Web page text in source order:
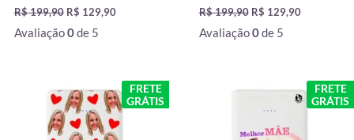
R$199,90 R$ 129,90
Avaliação0de 5
R$199,90 R$ 129,90
Avaliação0de 5
FRETE
GRÁTIS
preço
original
era:
O
preço
atual
é:
FRETE
GRÁTIS
original
era:
O
preço